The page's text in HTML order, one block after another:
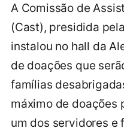
A Comissão de
(Cast), presidida
instalou no hall da
de doações que
famílias
máximo de doações
um dos servidores e